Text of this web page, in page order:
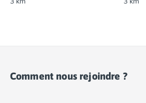
Comment nous rejoindre ?